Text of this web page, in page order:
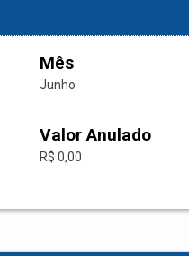
Mês
Junho
Valor Anulado
R$ 0,00